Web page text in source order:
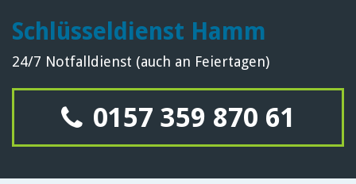
Schlüsseldienst Hamm
24/7 Notfalldienst (auch an Feiertagen)
0157 359 870 61